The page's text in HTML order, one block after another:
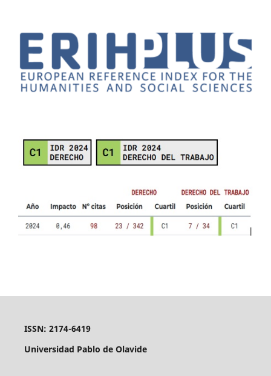
ISSN: 2174-6419
Universidad Pablo de Olavide